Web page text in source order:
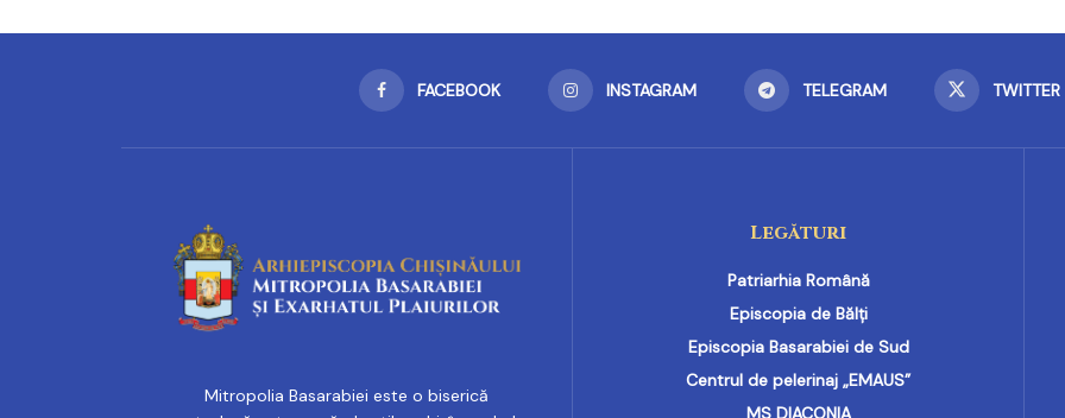
FACEBOOK INSTAGRAM TELEGRAM TWITTER
Mitropolia Basarabiei este o biserică
Legături
Patriarhia Română
Episcopia de Bălți
Episcopia Basarabiei de Sud
Centrul de pelerinaj „EMAUS”
MS DIACONIA